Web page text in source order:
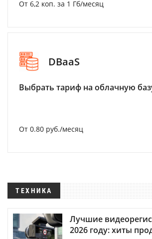
От 6,2 коп. за 1 Гб/месяц
DBaaS
Выбрать тариф на облачную
От 0.80 руб./месяц
ТЕХНИКА
Лучшие
2026 году: хиты